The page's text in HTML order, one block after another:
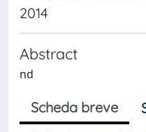
2014
Abstract
nd
Scheda breve